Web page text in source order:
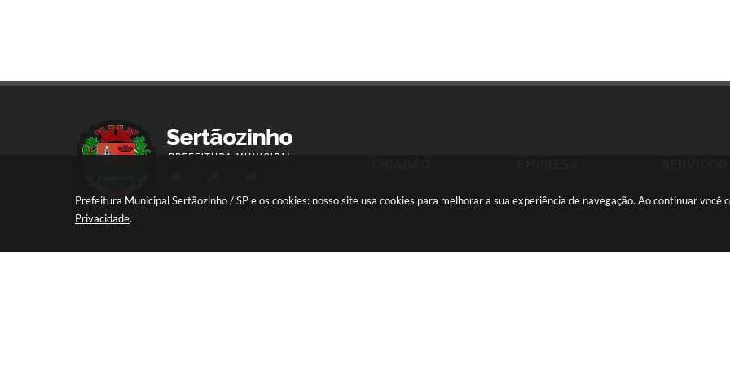
Prefeitura Municipal Sertãozinho / SP e os cookies: nosso site usa cookies para melhorar a sua experiência de navegação. Ao continuar você
Privacidade.